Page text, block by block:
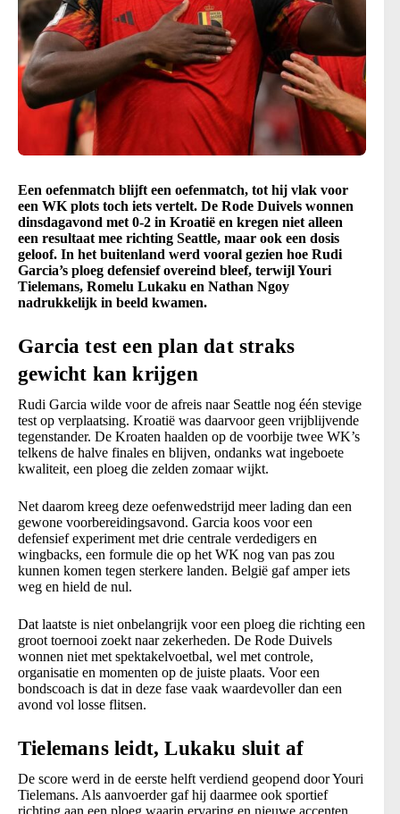
Een oefenmatch blijft een oefenmatch, tot hij vlak voor
een WK plots toch iets vertelt. De Rode Duivels wonnen
dinsdagavond met 0-2 in Kroatië en kregen niet alleen
een resultaat mee richting Seattle, maar ook een dosis
geloof. In het buitenland werd vooral gezien hoe Rudi
Garcia’s ploeg defensief overeind bleef, terwijl Youri
Tielemans, Romelu Lukaku en Nathan Ngoy
nadrukkelijk in beeld kwamen.
Garcia test een plan dat straks
gewicht kan krijgen
Rudi Garcia wilde voor de afreis naar Seattle nog één stevige
test op verplaatsing. Kroatië was daarvoor geen vrijblijvende
tegenstander. De Kroaten haalden op de voorbije twee WK’s
telkens de halve finales en blijven, ondanks wat ingeboete
kwaliteit, een ploeg die zelden zomaar wijkt.
Net daarom kreeg deze oefenwedstrijd meer lading dan een
gewone voorbereidingsavond. Garcia koos voor een
defensief experiment met drie centrale verdedigers en
wingbacks, een formule die op het WK nog van pas zou
kunnen komen tegen sterkere landen. België gaf amper iets
weg en hield de nul.
Dat laatste is niet onbelangrijk voor een ploeg die richting een
groot toernooi zoekt naar zekerheden. De Rode Duivels
wonnen niet met spektakelvoetbal, wel met controle,
organisatie en momenten op de juiste plaats. Voor een
bondscoach is dat in deze fase vaak waardevoller dan een
avond vol losse flitsen.
Tielemans leidt, Lukaku sluit af
De score werd in de eerste helft verdiend geopend door Youri
Tielemans. Als aanvoerder gaf hij daarmee ook sportief
richting aan een ploeg waarin ervaring en nieuwe accenten